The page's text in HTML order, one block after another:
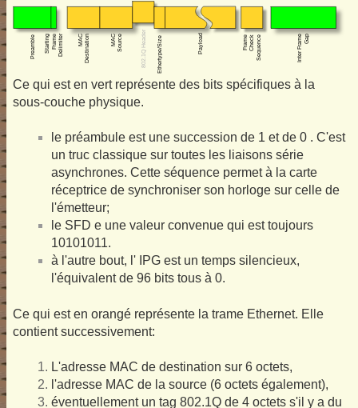
Ce qui est en vert représente des bits spécifiques à la
sous-couche physique.
le préambule est une succession de 1 et de 0 . C'est
un truc classique sur toutes les liaisons série
asynchrones. Cette séquence permet à la carte
réceptrice de synchroniser son horloge sur celle de
l'émetteur;
le SFD e une valeur convenue qui est toujours
10101011.
à l'autre bout, l' IPG est un temps silencieux,
l'équivalent de 96 bits tous à 0.
Ce qui est en orangé représente la trame Ethernet. Elle
contient successivement:
L'adresse MAC de destination sur 6 octets,
l'adresse MAC de la source (6 octets également),
éventuellement un tag 802.1Q de 4 octets s'il y a du